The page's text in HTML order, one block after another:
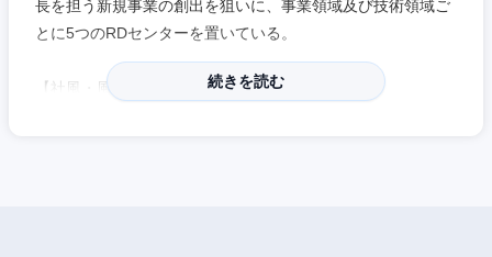
長を担う新規事業の創出を狙いに、事業領域及び技術領域ご
とに5つのRDセンターを置いている。
【社風・風土】
続きを読む